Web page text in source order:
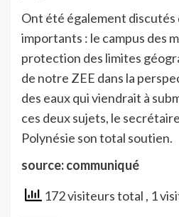
Ont été également discutés
importants : le campus des
protection des limites
de notre ZEE dans la
des eaux qui viendrait à
ces deux sujets, le
Polynésie son total soutien.
source: communiqué
172 visiteurs total , 1